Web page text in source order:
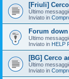
[Friuli]
Ultimo
Inviato in
Forum
Ultimo
Inviato in HELP
[BG] Cerco
Ultimo
Inviato in